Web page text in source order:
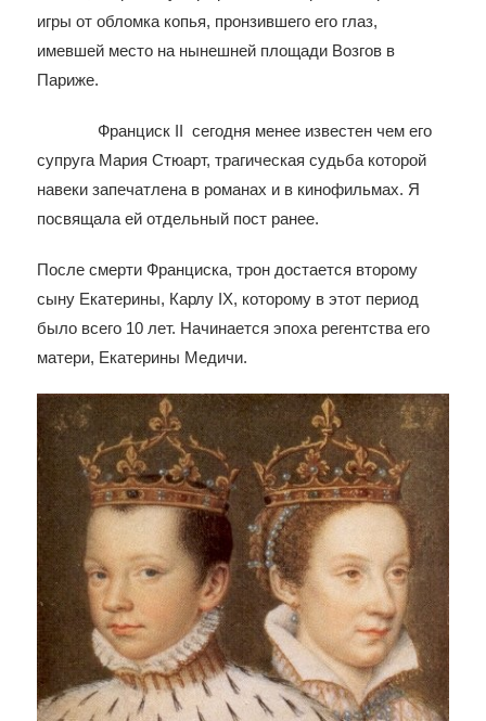
игры от обломка копья, пронзившего его глаз,
имевшей место на нынешней площади Возгов в
Париже.
Франциск II сегодня менее известен чем его
супруга Мария Стюарт, трагическая судьба которой
навеки запечатлена в романах и в кинофильмах. Я
посвящала ей отдельный пост ранее.
После смерти Франциска, трон достается второму
сыну Екатерины, Карлу IX, которому в этот период
было всего 10 лет. Начинается эпоха регентства его
матери, Екатерины Медичи.